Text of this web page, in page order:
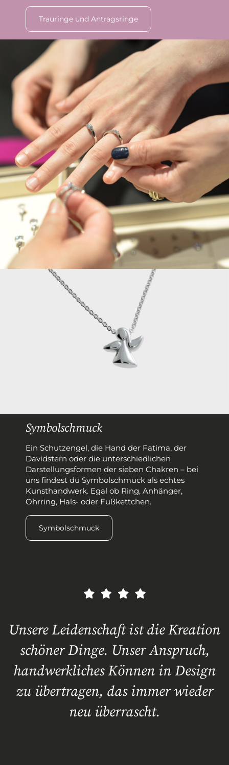
Trauringe und Antragsringe
Symbolschmuck
Ein Schutzengel, die Hand der Fatima, der
Davidstern oder die unterschiedlichen
Darstellungsformen der sieben Chakren – bei
uns findest du Symbolschmuck als echtes
Kunsthandwerk. Egal ob Ring, Anhänger,
Ohrring, Hals- oder Fußkettchen.
Symbolschmuck
Unsere Leidenschaft ist die Kreation
schöner Dinge. Unser Anspruch,
handwerkliches Können in Design
zu übertragen, das immer wieder
neu überrascht.